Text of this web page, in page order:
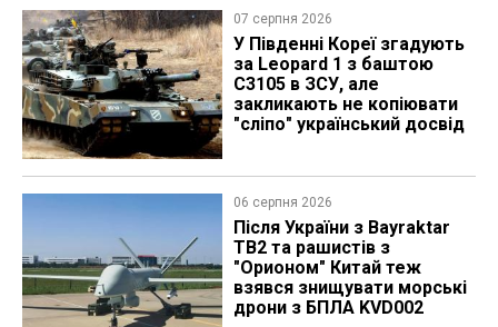
07 серпня 2026
У Південні Кореї згадують
за Leopard 1 з баштою
C3105 в ЗСУ, але
закликають не копіювати
"сліпо" український досвід
06 серпня 2026
Після України з Bayraktar
TB2 та рашистів з
"Орионом" Китай теж
взявся знищувати морські
дрони з БПЛА KVD002